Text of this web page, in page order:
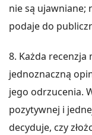
nie są ujawniane;
podaje do
8. Każda
jednoznaczną
jego odrzucenia.
pozytywnej i
decyduje, czy